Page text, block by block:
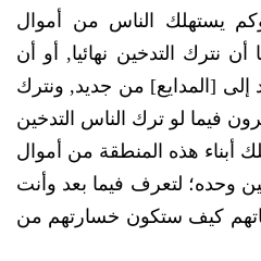
يستهلك الناس من أموال
نترك التدخين نهائيا, أو أن
إلى [المدايع] من جديد, ونترك
فيما لو ترك الناس التدخين
هذه المنطقة من أموال
وحده؛ لتعرف فيما بعد وأنت
كيف ستكون خسارتهم من